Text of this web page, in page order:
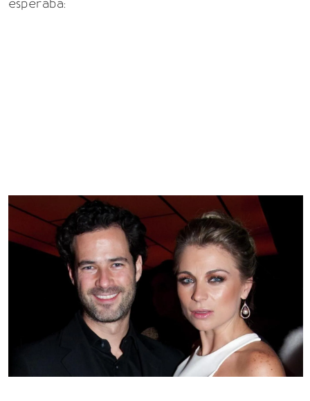
esperaba: